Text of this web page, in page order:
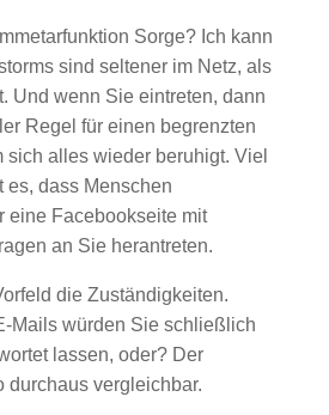
Sorge? Ich kann
sind seltener im Netz, als
Und wenn Sie eintreten, dann
Regel für einen begrenzten
sich alles wieder beruhigt. Viel
dass Menschen
eine Facebookseite mit
an Sie herantreten.
die Zuständigkeiten.
Mails würden Sie schließlich
lassen, oder? Der
durchaus vergleichbar.